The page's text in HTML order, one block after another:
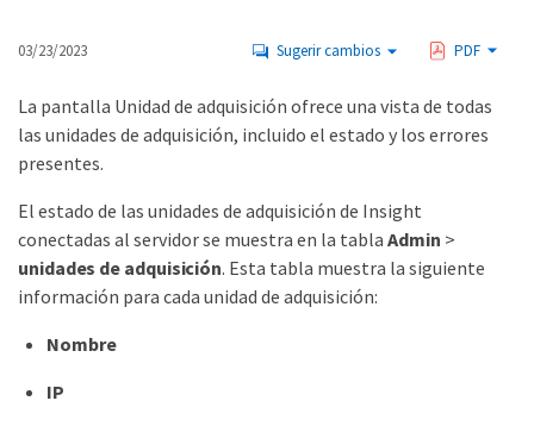
03/23/2023 Sugerir cambios PDF
La pantalla Unidad de adquisición ofrece una vista de todas
las unidades de adquisición, incluido el estado y los errores
presentes.
El estado de las unidades de adquisición de Insight
conectadas al servidor se muestra en la tabla Admin >
unidades de adquisición. Esta tabla muestra la siguiente
información para cada unidad de adquisición:
Nombre
IP